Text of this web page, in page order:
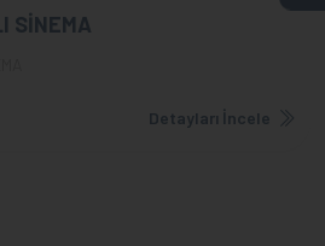
SİNEMA
Detayları İncele